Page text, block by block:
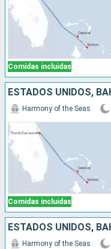
Comidas incluidas
ESTADOS UNIDOS,
Comidas incluidas
Harmony of the Seas
ESTADOS UNIDOS,
Harmony of the Seas